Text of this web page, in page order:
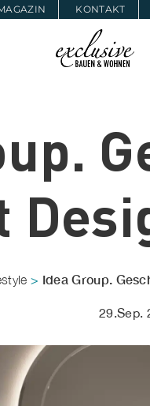
KONTAKT
B2B PARTNER
> Idea Group.
29.Sep.